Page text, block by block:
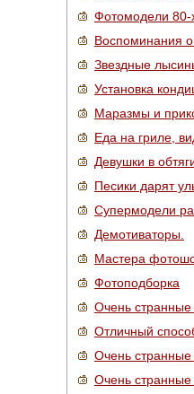
Фотомодели 80-
Воспоминания
Звездные
Установка
Маразмы и
Еда на гриле,
Девушки в
Песики дарят
Супермодели
Демотиваторы.
Мастера
Фотоподборка
Очень
Отличный
Очень
Очень